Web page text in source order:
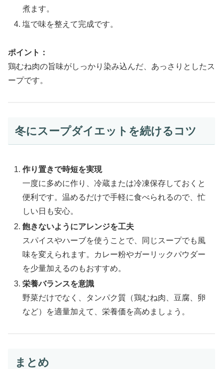
煮ます。
塩で味を整えて完成です。
ポイント：
鶏むね肉の旨味がしっかり染み込んだ、あっさりとしたス
ープです。
冬にスープダイエットを続けるコツ
作り置きで時短を実現
一度に多めに作り、冷蔵または冷凍保存しておくと
便利です。温めるだけで手軽に食べられるので、忙
しい日も安心。
飽きないようにアレンジを工夫
スパイスやハーブを使うことで、同じスープでも風
味を変えられます。カレー粉やガーリックパウダー
を少量加えるのもおすすめ。
栄養バランスを意識
野菜だけでなく、タンパク質（鶏むね肉、豆腐、卵
など）を適量加えて、栄養価を高めましょう。
まとめ